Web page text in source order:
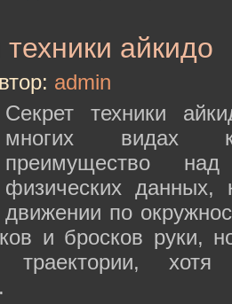
айкидо
admin
Секрет техники
многих видах
преимущество
физических данных,
движении по
и бросков руки,
траектории,